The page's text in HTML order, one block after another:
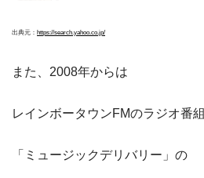
出典元： https://search.yahoo.co.jp/
また、2008年からは
レインボータウンFMのラジオ番組
「ミュージックデリバリー」の